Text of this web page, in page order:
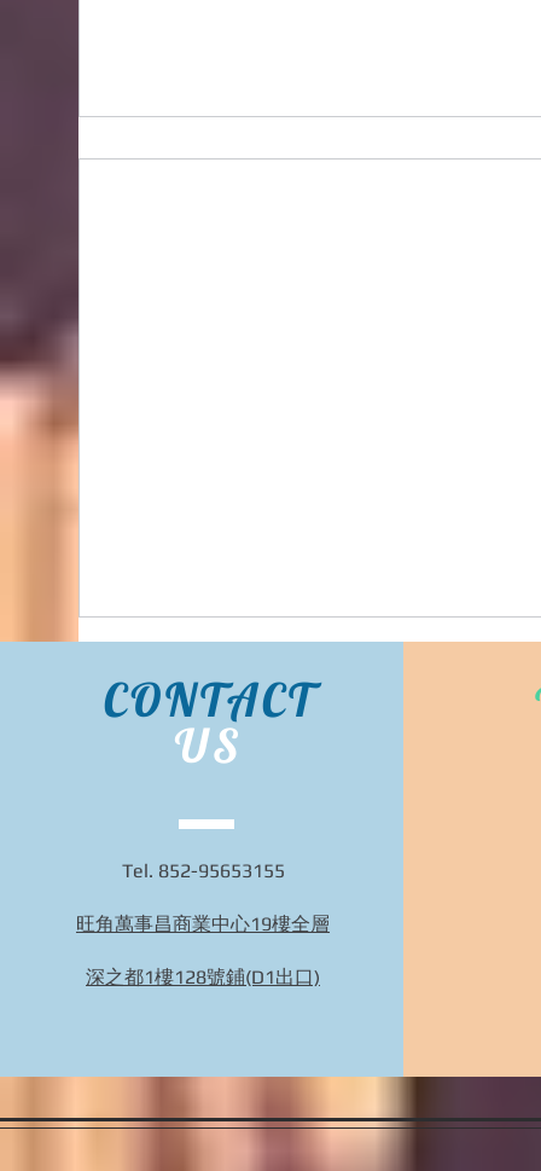
Bidhongkong.com 台灣代購《nuhi》台灣nuhi時
裝,外套,配飾代購-台灣網站代購(香港)
CONTACT
US
Tel. 852-95653155
旺角萬事昌商業中心19樓全層
深之都1樓128號鋪(D1出口)